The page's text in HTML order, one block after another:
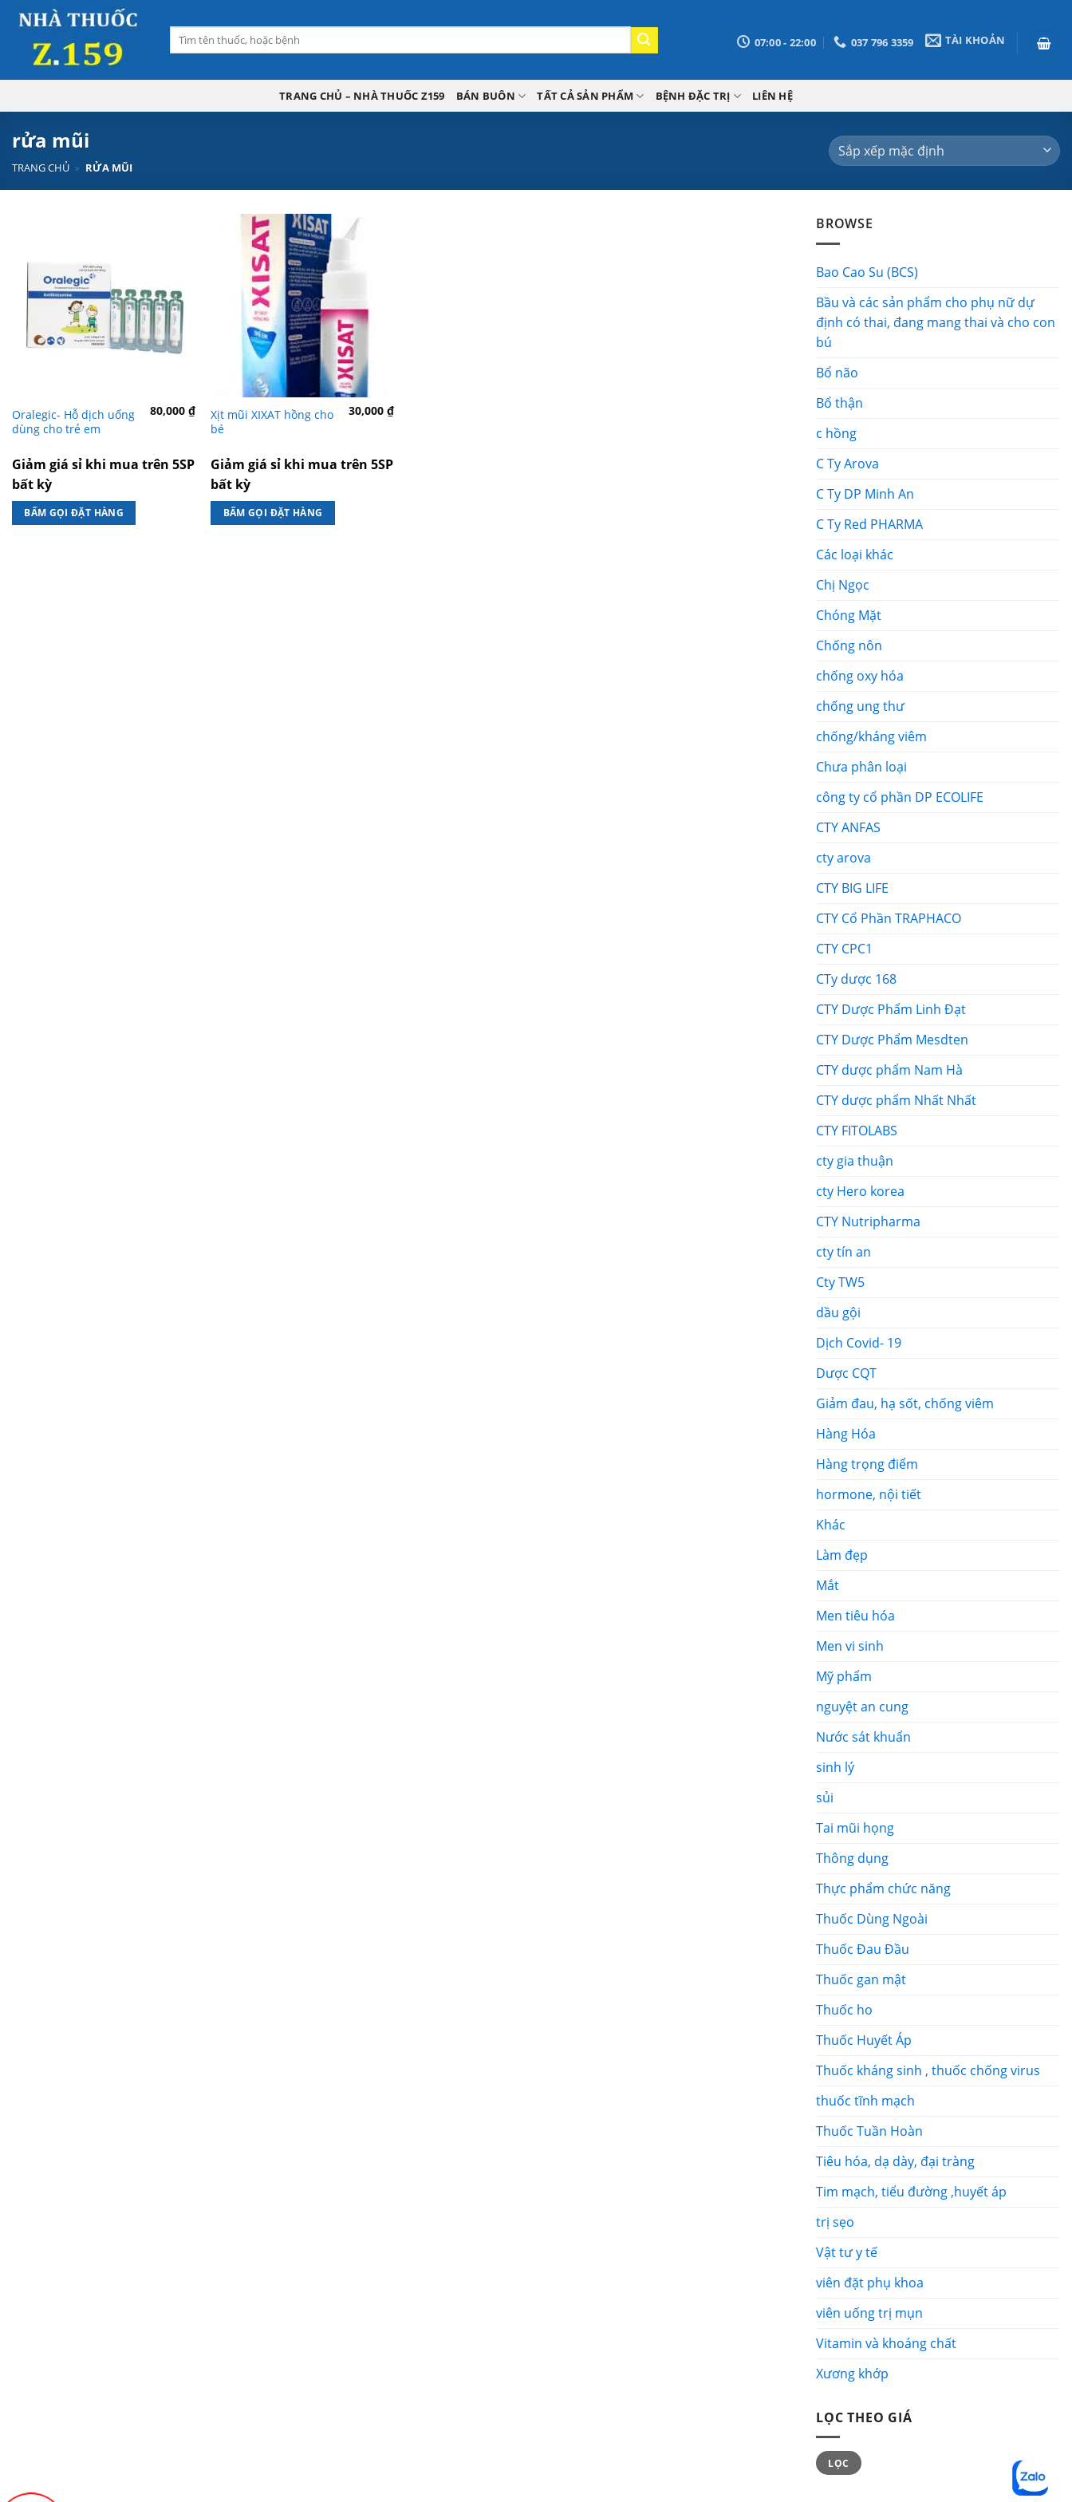
Skip
content
Tìm
07:00 - 22:00 037 796 3359 TÀI KHOẢN
TRANG CHỦ – NHÀ THUỐC Z159 BÁN BUÔN TẤT CẢ SẢN PHẨM BỆNH ĐẶC TRỊ LIÊN HỆ
rửa mũi
TRANG CHỦ » RỬA MŨI
Oralegic- Hỗ dịch uống
dùng cho trẻ em
80,000 ₫
Giảm giá sỉ khi mua trên 5SP
bất kỳ
BẤM GỌI ĐẶT HÀNG
Xịt mũi XIXAT hồng cho
bé
30,000₫
Giảm giá sỉ khi mua trên 5SP
bất kỳ
BẤM GỌI ĐẶT HÀNG
BROWSE
Bao Cao Su (BCS)
Bầu và các sản phẩm cho phụ nữ dự
định có thai, đang mang thai và cho con
bú
Bổ não
Bổ thận
c hồng
C Ty Arova
C Ty DP Minh An
C Ty Red PHARMA
Các loại khác
Chị Ngọc
Chóng Mặt
Chống nôn
chống oxy hóa
chống ung thư
chống/kháng viêm
Chưa phân loại
công ty cổ phần DP ECOLIFE
CTY ANFAS
cty arova
CTY BIG LIFE
CTY Cổ Phần TRAPHACO
CTY CPC1
CTy dược 168
CTY Dược Phẩm Linh Đạt
CTY Dược Phẩm Mesdten
CTY dược phẩm Nam Hà
CTY dược phẩm Nhất Nhất
CTY FITOLABS
cty gia thuận
cty Hero korea
CTY Nutripharma
cty tín an
Cty TW5
dầu gội
Dịch Covid- 19
Dược CQT
Giảm đau, hạ sốt, chống viêm
Hàng Hóa
Hàng trọng điểm
hormone, nội tiết
Khác
Làm đẹp
Mắt
Men tiêu hóa
Men vi sinh
Mỹ phẩm
nguyệt an cung
Nước sát khuẩn
sinh lý
sủi
Tai mũi họng
Thông dụng
Thực phẩm chức năng
Thuốc Dùng Ngoài
Thuốc Đau Đầu
Thuốc gan mật
Thuốc ho
Thuốc Huyết Áp
Thuốc kháng sinh , thuốc chống virus
thuốc tĩnh mạch
Thuốc Tuần Hoàn
Tiêu hóa, dạ dày, đại tràng
Tim mạch, tiểu đường ,huyết áp
trị sẹo
Vật tư y tế
viên đặt phụ khoa
viên uống trị mụn
Vitamin và khoáng chất
Xương khớp
LỌC THEO GIÁ
Giá
tối
thiểu
Giá
tối
đa
LỌC